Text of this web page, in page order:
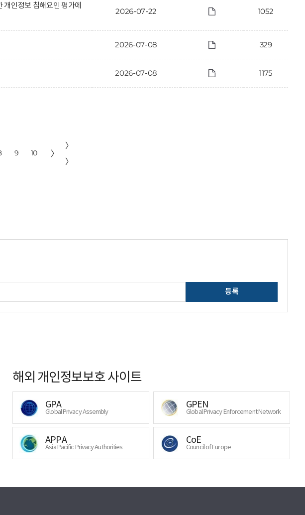
개인정보 침해요인 평가에
2026-07-22 1052
2026-07-08 329
2026-07-08 1175
9 10 〉
〉
〉
등록
해외 개인정보보호 사이트
GPA
Global Privacy Assembly
GPEN
Global Privacy Enforcement Network
APPA
Asia Pacific Privacy Authorities
CoE
Council of Europe